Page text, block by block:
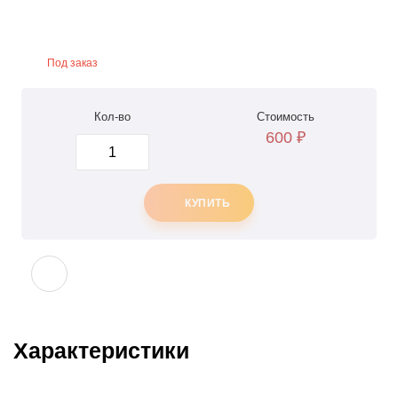
Под заказ
Кол-во Стоимость
600 ₽
КУПИТЬ
Характеристики